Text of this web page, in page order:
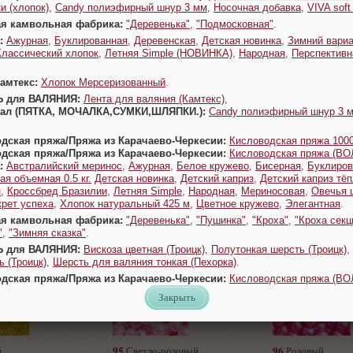
Заказать
90Светло-персиковый
Заказать
92Светло-
Заказать
(хлопок) Candy полиэфирный шнур 3 мм Носочная добавка VIVA
камвольная фабрика: "Деревенька" "Подмосковная"
Ажурная Буклированная Деревенская Детская новинка Зимний
хлопок Летняя Simple (НОВИНКА) Народная
Хлопок Мерсеризованный
для ВАЛЯНИЯ: Лента для валяния (Камтекс)
(ПЯТКА, МОЧАЛКА,СУМКИ,ШЛЯПКИ.): Candy полиэфирный шнур 3
пряжа/Пряжа из Карачаево-Черкесии: Кисловодская пряжа
пряжа/Пряжа из Карачаево-Черкесии: Кисловодская пряжа
Австралийский меринос Ажурная Белое кружево Бисерная
объемная 0.5 кг. Детская новинка Детский каприз Детский каприз
Кроссбред Бразилии Летняя Simple Народная Мериносовая Овечья
успеха Хлопок натуральный 425 м Цветное кружево Элегантная
камвольная фабрика: "Деревенька" "Пушинка" "Кроха" "Кроха
"Зимняя сказка"
для ВАЛЯНИЯ: Вискоза цветная (Троицк) Полутонкая шерсть (Троицк)
(Троицк)
Шерсть для валяния тонкая (Пехорка)
пряжа/Пряжа из Карачаево-Черкесии: Кисловодская пряжа
Закрыть